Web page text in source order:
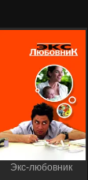
Экс-любовник